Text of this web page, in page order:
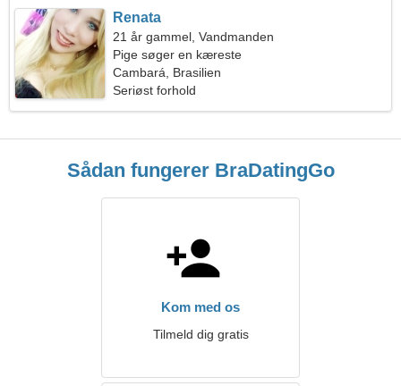
Renata
21 år gammel, Vandmanden
Pige søger en kæreste
Cambará, Brasilien
Seriøst forhold
Sådan fungerer BraDatingGo
Kom med os
Tilmeld dig gratis